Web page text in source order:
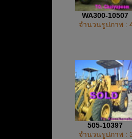
WA300-10507
จำนวนรูปภาพ :
505-10397
จำนวนรูปภาพ :